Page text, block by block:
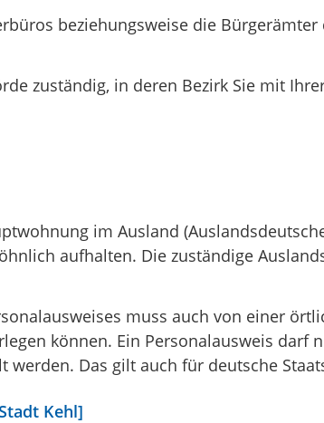
beziehungsweise die
zuständig, in deren Bezirk Sie mit
im Ausland
aufhalten. Die zuständige
muss auch von einer
können. Ein Personalausweis
werden. Das gilt auch für deutsche
Kehl]